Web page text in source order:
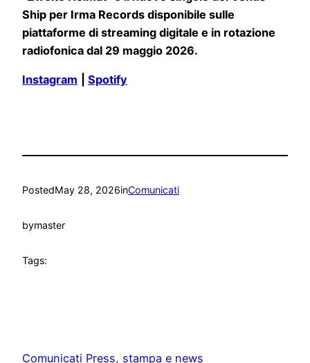
Ship per Irma Records disponibile sulle
piattaforme di streaming digitale e in rotazione
radiofonica dal 29 maggio 2026.
Instagram Spotify
PostedMay 28, 2026inComunicati
bymaster
Tags:
Comunicati Press, stampa e news